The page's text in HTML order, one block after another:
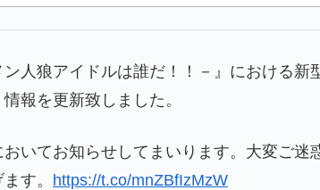
人狼アイドルは誰だ！！－』における新
報を更新致しました。
いてお知らせしてまいります。大変ご迷
す。 https://t.co/mnZBfIzMzW